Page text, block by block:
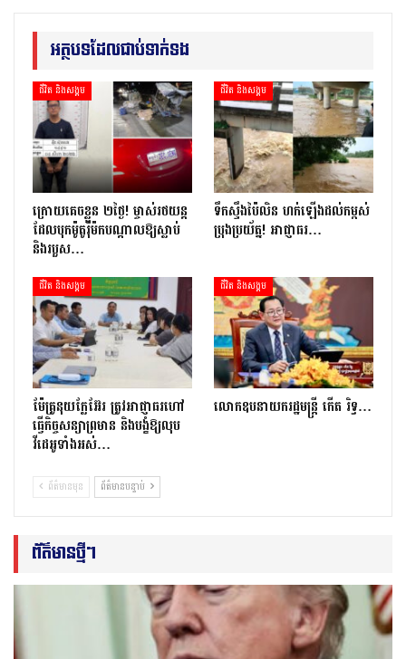
អត្ថបទដែលជាប់ទាក់ទង
ជីវិត និងសង្គម
ក្រោយ​គេចខ្លួន ២​ថ្ងៃ​! ម្ចាស់​រថយន្ត​
ដែល​បុក​ម៉ូតូ​រ៉ឺ​ម៉ក​បណ្តាល​ឱ្យ​ស្លាប់
និង​របួស…
ជីវិត និងសង្គម
ទឹកស្ទឹងប៉ៃលិន ហក់ឡើងដល់កម្ពស់
ប្រុងប្រយ័ត្ន! អាជ្ញាធរ…
ជីវិត និងសង្គម
ម៉ែគ្រូនុយក្លែអ៊ែរ ត្រូវអាជ្ញាធរហៅ
ធ្វើកិច្ចសន្យាព្រមាន និងបង្ខំឱ្យលុប
វីដេអូទាំងអស់…
ជីវិត និងសង្គម
លោកឧបនាយករដ្ឋមន្ត្រី កើត រិទ្ធ…
ព័ត៌មានមុន ព័ត៌មានបន្ទាប់
ព័ត៌មានថ្មីៗ